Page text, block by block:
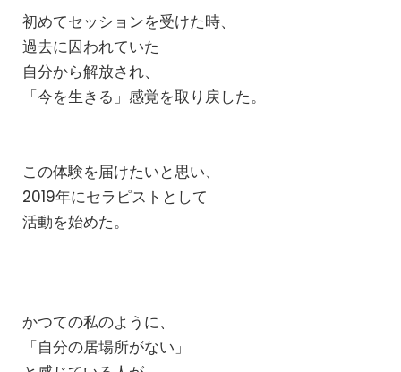
初めてセッションを受けた時、
過去に囚われていた
自分から解放され、
「今を生きる」感覚を取り戻した。
この体験を届けたいと思い、
2019年にセラピストとして
活動を始めた。
かつての私のように、
「自分の居場所がない」